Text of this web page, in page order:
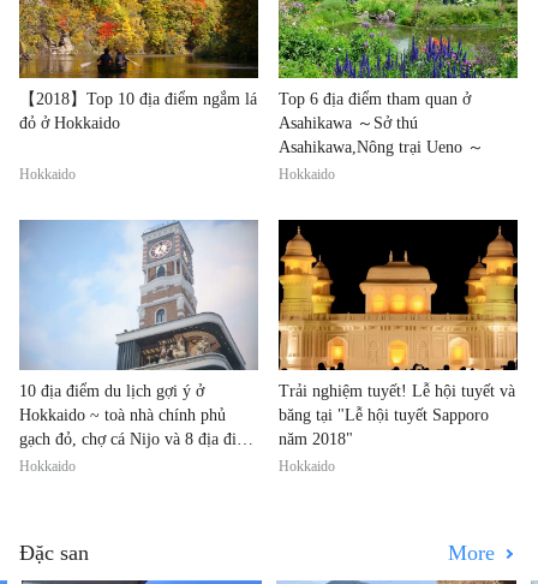
【2018】Top 10 địa điểm ngắm lá
đỏ ở Hokkaido
Hokkaido
Top 6 địa điểm tham quan ở
Asahikawa ～Sở thú
Asahikawa,Nông trại Ueno ～
Hokkaido
10 địa điểm du lịch gợi ý ở
Hokkaido ~ toà nhà chính phủ
gạch đỏ, chợ cá Nijo và 8 địa điểm
khác ~
Hokkaido
Trải nghiệm tuyết! Lễ hội tuyết và
băng tại "Lễ hội tuyết Sapporo
năm 2018"
Hokkaido
Đặc san More